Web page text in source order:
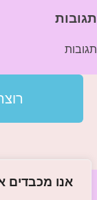
אנו מכבדים
תגובות
תגובות